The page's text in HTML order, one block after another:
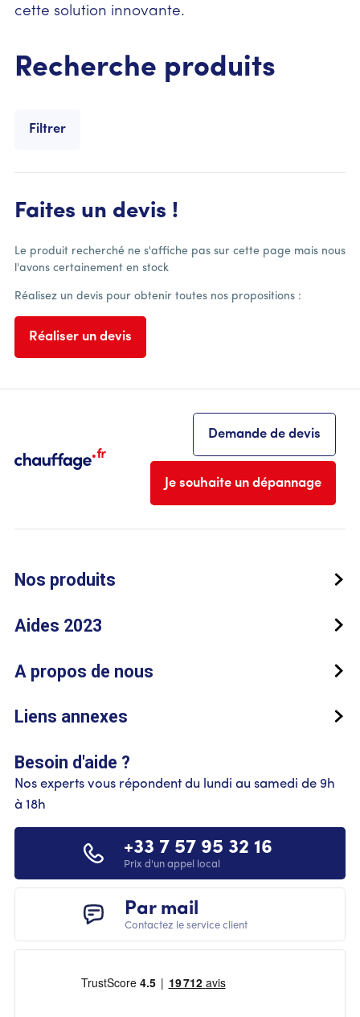
cette solution innovante.
Recherche produits
Filtrer
Faites un devis !
Le produit recherché ne s'affiche pas sur cette page mais nous
l'avons certainement en stock
Réalisez un devis pour obtenir toutes nos propositions :
Réaliser un devis
Demande de devis
Je souhaite un dépannage
Nos produits
Aides 2023
A propos de nous
Liens annexes
Besoin d'aide ?
Nos experts vous répondent du lundi au samedi de 9h
à 18h
+33 7 57 95 32 16
Prix d'un appel local
Par mail
Contactez le service client